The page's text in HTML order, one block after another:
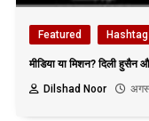
Featured
मीडिया या मिशन? दिली
Dilshad Noor